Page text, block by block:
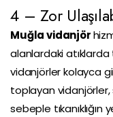
4 – Zor
Muğla vidanjör
alanlardaki
vidanjörler kolayca
toplayan vidanjörler,
sebeple